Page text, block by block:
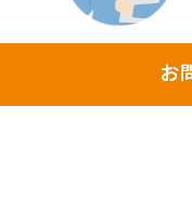
お問い合わせ